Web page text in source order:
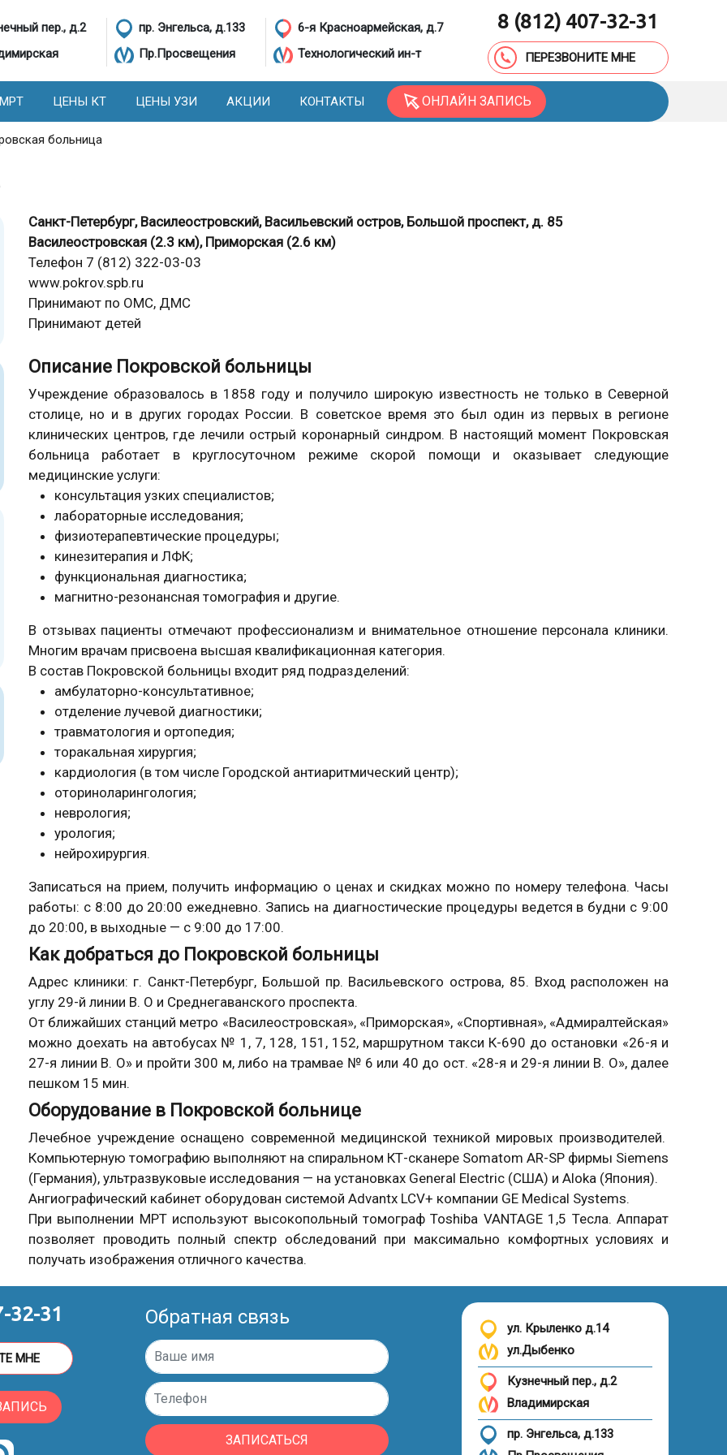
пер., д.2
пр. Энгельса, д.133
Пр.Просвещения
6-я Красноармейская, д.7
Технологический ин-т
8 (812) 407-32-31
ПЕРЕЗВОНИТЕ МНЕ
ЦЕНЫ КТ ЦЕНЫ УЗИ АКЦИИ КОНТАКТЫ ОНЛАЙН ЗАПИСЬ
больница
Санкт-Петербург, Василеостровский, Васильевский остров, Большой проспект, д. 85
Василеостровская (2.3 км), Приморская (2.6 км)
Телефон 7 (812) 322-03-03
www.pokrov.spb.ru
Принимают по ОМС, ДМС
Принимают детей
Описание Покровской больницы
Учреждение образовалось в 1858 году и получило широкую известность не только в Северной
столице, но и в других городах России. В советское время это был один из первых в регионе
клинических центров, где лечили острый коронарный синдром. В настоящий момент Покровская
больница работает в круглосуточном режиме скорой помощи и оказывает следующие
медицинские услуги:
консультация узких специалистов;
лабораторные исследования;
физиотерапевтические процедуры;
кинезитерапия и ЛФК;
функциональная диагностика;
магнитно-резонансная томография и другие.
В отзывах пациенты отмечают профессионализм и внимательное отношение персонала клиники.
Многим врачам присвоена высшая квалификационная категория.
В состав Покровской больницы входит ряд подразделений:
амбулаторно-консультативное;
отделение лучевой диагностики;
травматология и ортопедия;
торакальная хирургия;
кардиология (в том числе Городской антиаритмический центр);
оториноларингология;
неврология;
урология;
нейрохирургия.
Записаться на прием, получить информацию о ценах и скидках можно по номеру телефона. Часы
работы: с 8:00 до 20:00 ежедневно. Запись на диагностические процедуры ведется в будни с 9:00
до 20:00, в выходные — с 9:00 до 17:00.
Как добраться до Покровской больницы
Адрес клиники: г. Санкт-Петербург, Большой пр. Васильевского острова, 85. Вход расположен на
углу 29-й линии В. О и Среднегаванского проспекта.
От ближайших станций метро «Василеостровская», «Приморская», «Спортивная», «Адмиралтейская»
можно доехать на автобусах № 1, 7, 128, 151, 152, маршрутном такси К-690 до остановки «26-я и
27-я линии В. О» и пройти 300 м, либо на трамвае № 6 или 40 до ост. «28-я и 29-я линии В. О», далее
пешком 15 мин.
Оборудование в Покровской больнице
Лечебное учреждение оснащено современной медицинской техникой мировых производителей.
Компьютерную томографию выполняют на спиральном КТ-сканере Somatom AR-SP фирмы Siemens
(Германия), ультразвуковые исследования — на установках General Electric (США) и Aloka (Япония).
Ангиографический кабинет оборудован системой Advantx LCV+ компании GE Medical Systems.
При выполнении МРТ используют высокопольный томограф Toshiba VANTAGE 1,5 Тесла. Аппарат
позволяет проводить полный спектр обследований при максимально комфортных условиях и
получать изображения отличного качества.
32-31
МНЕ
Обратная связь
ЗАПИСАТЬСЯ
ул. Крыленко д.14
ул.Дыбенко
Кузнечный пер., д.2
Владимирская
пр. Энгельса, д.133